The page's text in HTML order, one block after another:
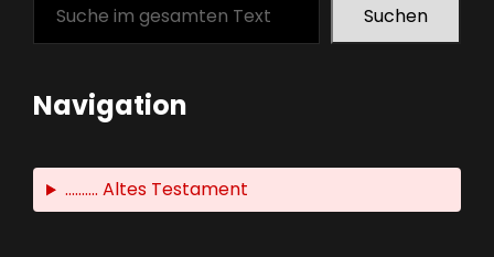
Suchen
Navigation
.......... Altes Testament